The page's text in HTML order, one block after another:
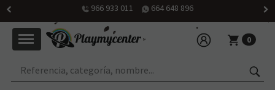
966 933 011 664 648 896
0